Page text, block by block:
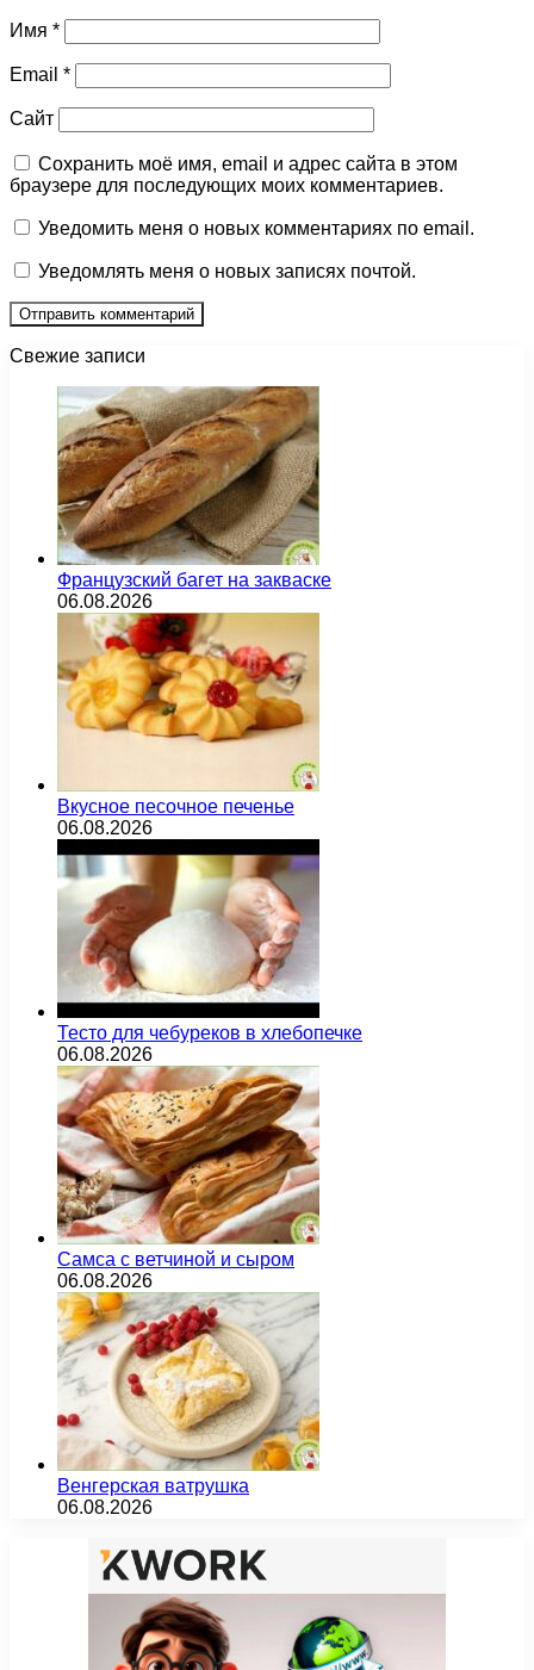
Имя *
Email *
Сайт
Сохранить моё имя, email и адрес сайта в этом
браузере для последующих моих комментариев.
Уведомить меня о новых комментариях по email.
Уведомлять меня о новых записях почтой.
Свежие записи
Французский багет на закваске
06.08.2026
Вкусное песочное печенье
06.08.2026
Тесто для чебуреков в хлебопечке
06.08.2026
Самса с ветчиной и сыром
06.08.2026
Венгерская ватрушка
06.08.2026